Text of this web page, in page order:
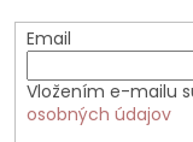
Email
Vložením e-mailu
osobných údajov